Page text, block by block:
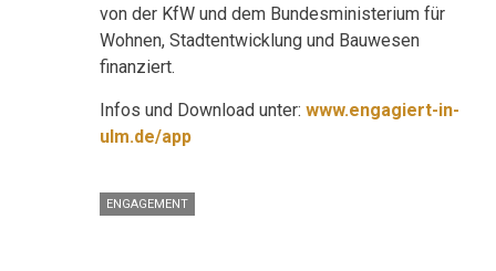
von der KfW und dem Bundesministerium für
Wohnen, Stadtentwicklung und Bauwesen
finanziert.
Infos und Download unter: www.engagiert-in-
ulm.de/app
ENGAGEMENT